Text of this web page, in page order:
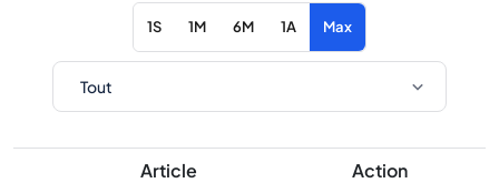
1S 1M 6M 1A Max
Article Action